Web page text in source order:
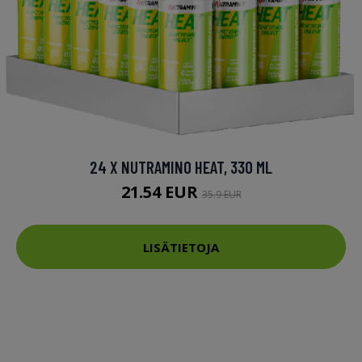
24 X NUTRAMINO HEAT, 330 ML
21.54 EUR35.9 EUR
LISÄTIETOJA